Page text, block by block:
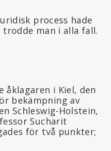
process hade
man i alla fall.
åklagaren i Kiel, den
bekämpning av
Schleswig-Holstein,
Sucharit
för två punkter;